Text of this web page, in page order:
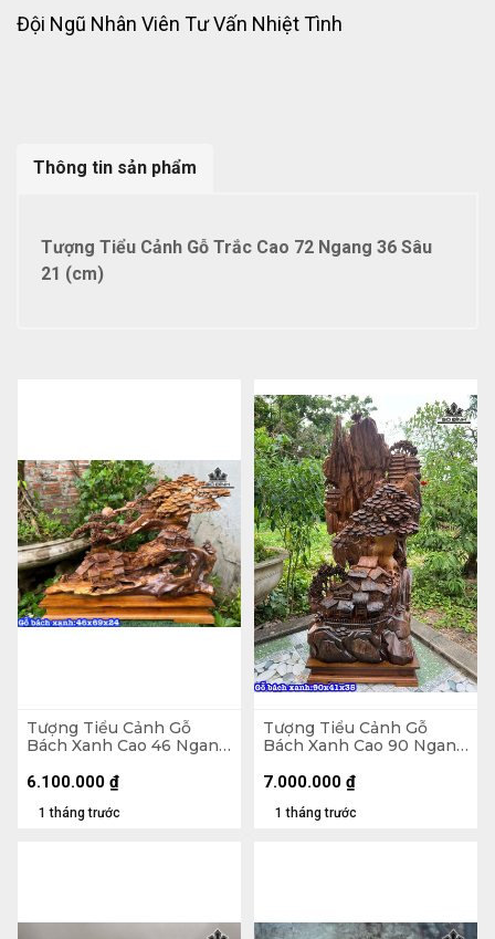
Đội Ngũ Nhân Viên Tư Vấn Nhiệt Tình
Thông tin sản phẩm
Tượng Tiểu Cảnh Gỗ Trắc Cao 72 Ngang 36 Sâu
21 (cm)
Tượng Tiểu Cảnh Gỗ
Bách Xanh Cao 46 Ngang
1 tháng trước
6.100.000 ₫
Tượng Tiểu Cảnh Gỗ
Bách Xanh Cao 90 Ngang
1 tháng trước
7.000.000 ₫